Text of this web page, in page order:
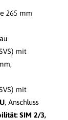
265 mm
mit
mit
, Anschluss
SIM 2/3,